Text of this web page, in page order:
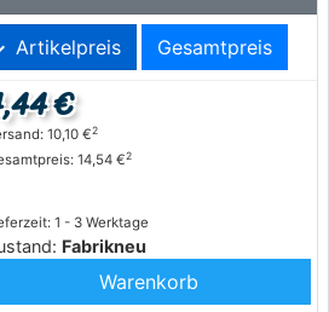
Artikelpreis Gesamtpreis
1 - 3 Werktage
Fabrikneu
€
10,10 €2
14,54 €2
Warenkorb